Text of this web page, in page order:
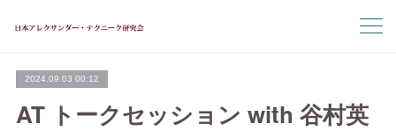
2024.09.03 00:12
AT トークセッション with 谷村英